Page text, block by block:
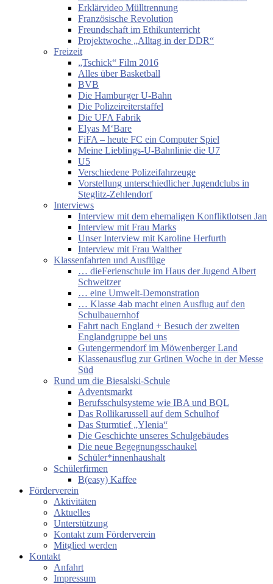
Erklärvideo Mülltrennung
Französische Revolution
Freundschaft im Ethikunterricht
Projektwoche „Alltag in der DDR“
Freizeit
„Tschick“ Film 2016
Alles über Basketball
BVB
Die Hamburger U-Bahn
Die Polizeireiterstaffel
Die UFA Fabrik
Elyas M‘Bare
FiFA – heute FC ein Computer Spiel
Meine Lieblings-U-Bahnlinie die U7
U5
Verschiedene Polizeifahrzeuge
Vorstellung unterschiedlicher Jugendclubs in
Steglitz-Zehlendorf
Interviews
Interview mit dem ehemaligen Konfliktlotsen Jan
Interview mit Frau Marks
Unser Interview mit Karoline Herfurth
Interview mit Frau Walther
Klassenfahrten und Ausflüge
… dieFerienschule im Haus der Jugend Albert
Schweitzer
… eine Umwelt-Demonstration
… Klasse 4ab macht einen Ausflug auf den
Schulbauernhof
Fahrt nach England + Besuch der zweiten
Englandgruppe bei uns
Gutengermendorf im Möwenberger Land
Klassenausflug zur Grünen Woche in der Messe
Süd
Rund um die Biesalski-Schule
Adventsmarkt
Berufsschulsysteme wie IBA und BQL
Das Rollikarussell auf dem Schulhof
Das Sturmtief „Ylenia“
Die Geschichte unseres Schulgebäudes
Die neue Begegnungsschaukel
Schüler*innenhaushalt
Schülerfirmen
B(easy) Kaffee
Förderverein
Aktivitäten
Aktuelles
Unterstützung
Kontakt zum Förderverein
Mitglied werden
Kontakt
Anfahrt
Impressum